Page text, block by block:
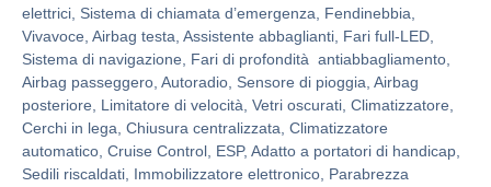
elettrici, Sistema di chiamata d’emergenza, Fendinebbia,
Vivavoce, Airbag testa, Assistente abbaglianti, Fari full-LED,
Sistema di navigazione, Fari di profondità antiabbagliamento,
Airbag passeggero, Autoradio, Sensore di pioggia, Airbag
posteriore, Limitatore di velocità, Vetri oscurati, Climatizzatore,
Cerchi in lega, Chiusura centralizzata, Climatizzatore
automatico, Cruise Control, ESP, Adatto a portatori di handicap,
Sedili riscaldati, Immobilizzatore elettronico, Parabrezza